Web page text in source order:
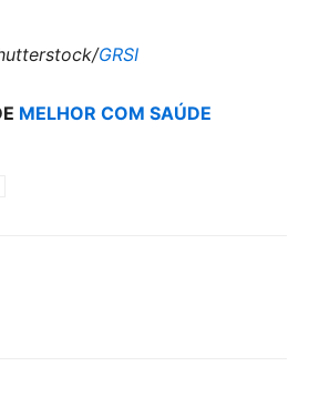
GRSI
MELHOR COM SAÚDE